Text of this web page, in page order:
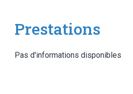
Prestations
Pas d'informations disponibles